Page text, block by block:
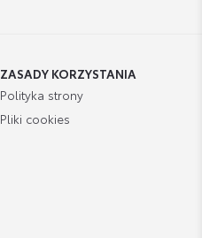
ZASADY KORZYSTANIA
Polityka strony
Pliki cookies